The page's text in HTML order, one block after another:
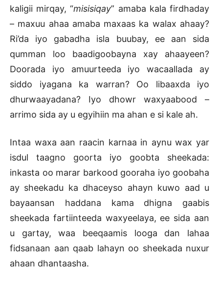
kaligii mirqay, “misisiqay” amaba kala firdhaday
– maxuu ahaa amaba maxaas ka walax ahaay?
Ri’da iyo gabadha isla buubay, ee aan sida
qumman loo baadigoobayna xay ahaayeen?
Doorada iyo amuurteeda iyo wacaallada ay
siddo iyagana ka warran? Oo libaaxda iyo
dhurwaayadana? Iyo dhowr waxyaabood –
arrimo sida ay u egyihiin ma ahan e si kale ah.
Intaa waxa aan raacin karnaa in aynu wax yar
isdul taagno goorta iyo goobta sheekada:
inkasta oo marar barkood gooraha iyo goobaha
ay sheekadu ka dhaceyso ahayn kuwo aad u
bayaansan haddana kama dhigna gaabis
sheekada fartiinteeda waxyeelaya, ee sida aan
u gartay, waa beeqaamis looga dan lahaa
fidsanaan aan qaab lahayn oo sheekada nuxur
ahaan dhantaasha.